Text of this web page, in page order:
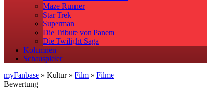
Maze Runner
Star Trek
Superman
Die Tribute von Panem
Die Twilight Saga
Kolumnen
Schauspieler
myFanbase » Kultur » Film » Filme
Bewertung